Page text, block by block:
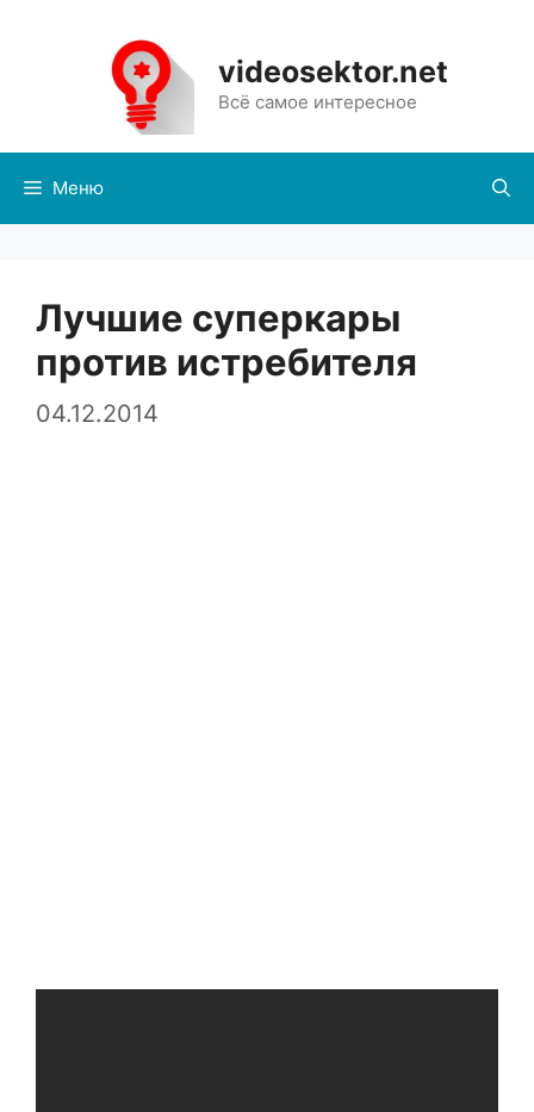
содержимому
videosektor.net
Всё самое интересное
Меню
Лучшие суперкары
против истребителя
04.12.2014